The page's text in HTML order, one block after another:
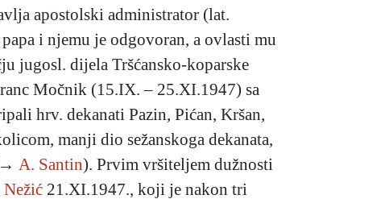
apostolski administrator (lat.
i njemu je odgovoran, a ovlasti mu
jugosl. dijela Tršćansko-koparske
Močnik (15.IX. – 25.XI.1947) sa
hrv. dekanati Pazin, Pićan, Kršan,
manji dio sežanskoga dekanata,
A. Santin). Prvim vršiteljem dužnosti
Nežić 21.XI.1947., koji je nakon tri